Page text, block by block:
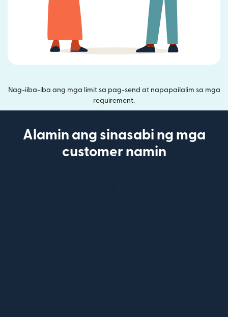
Nag-iiba-iba ang mga limit sa pag-send at napapailalim sa mga
requirement.
Alamin ang sinasabi ng mga
customer namin